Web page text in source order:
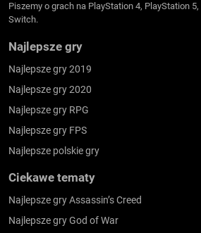
Piszemy o grach na PlayStation 4, PlayStation
Switch.
Najlepsze gry
Najlepsze gry 2019
Najlepsze gry 2020
Najlepsze gry RPG
Najlepsze gry FPS
Najlepsze polskie gry
Ciekawe tematy
Najlepsze gry Assassin’s Creed
Najlepsze gry God of War